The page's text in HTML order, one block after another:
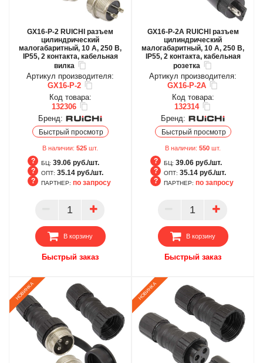
GX16-P-2 RUICHI разъем
цилиндрический
малогабаритный, 10 А, 250 В,
IP55, 2 контакта, кабельная
вилка
Артикул производителя:
GX16-P-2
Код товара:
132306
Бренд:
Быстрый просмотр
В наличии: 525 шт.
БЦ: 39.06 руб./шт.
ОПТ: 35.14 руб./шт.
ПАРТНЕР
ПАРТНЕР: по запросу
В корзину
Быстрый заказ
GX16-P-2A RUICHI разъем
цилиндрический
малогабаритный, 10 А, 250 В,
IP55, 2 контакта, кабельная
розетка
Артикул производителя:
GX16-P-2A
Код товара:
132314
Бренд:
Быстрый просмотр
В наличии: 550 шт.
БЦ: 39.06 руб./шт.
ОПТ: 35.14 руб./шт.
ПАРТНЕР
ПАРТНЕР: по запросу
В корзину
Быстрый заказ